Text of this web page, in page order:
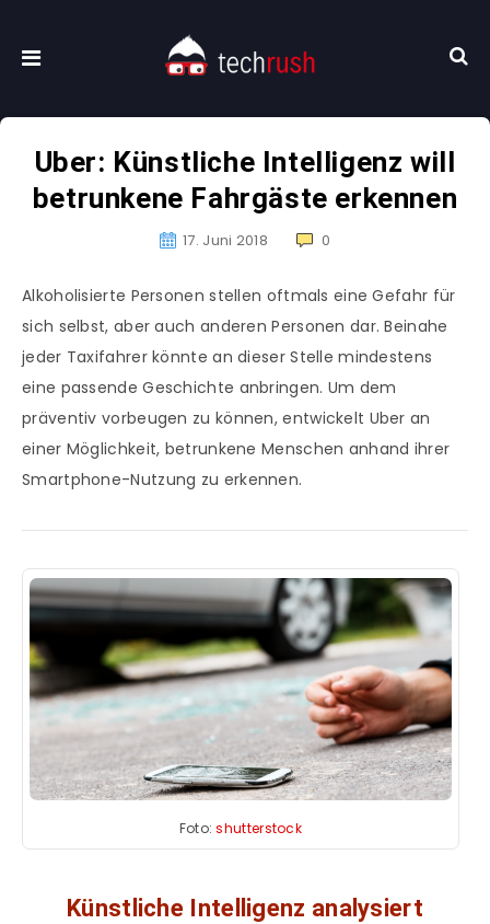
Uber: Künstliche Intelligenz will
betrunkene Fahrgäste erkennen
17. Juni 2018 0
Alkoholisierte Personen stellen oftmals eine Gefahr für
sich selbst, aber auch anderen Personen dar. Beinahe
jeder Taxifahrer könnte an dieser Stelle mindestens
eine passende Geschichte anbringen. Um dem
präventiv vorbeugen zu können, entwickelt Uber an
einer Möglichkeit, betrunkene Menschen anhand ihrer
Smartphone-Nutzung zu erkennen.
Foto:shutterstock
Künstliche Intelligenz analysiert